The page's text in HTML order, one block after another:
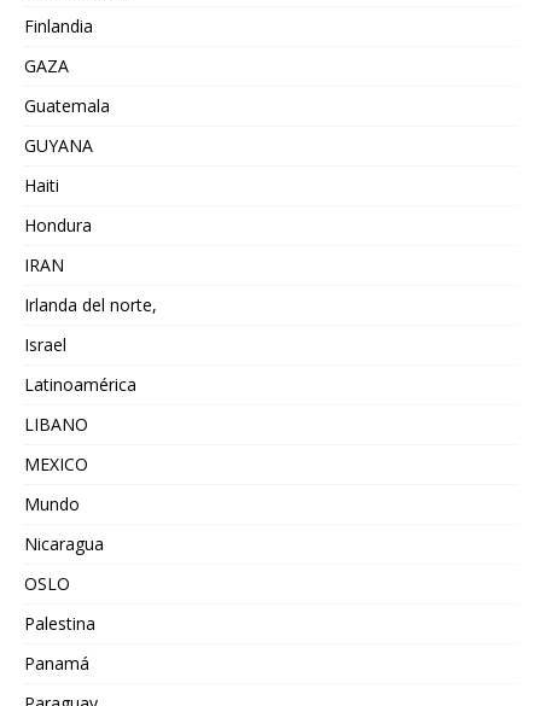
Finlandia
GAZA
Guatemala
GUYANA
Haiti
Hondura
IRAN
Irlanda del norte,
Israel
Latinoamérica
LIBANO
MEXICO
Mundo
Nicaragua
OSLO
Palestina
Panamá